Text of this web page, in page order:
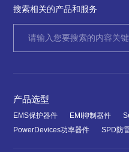
搜索相关的产品和服务
产品选型
EMS保护器件 EMI抑制器件
PowerDevices功率器件
SPD防